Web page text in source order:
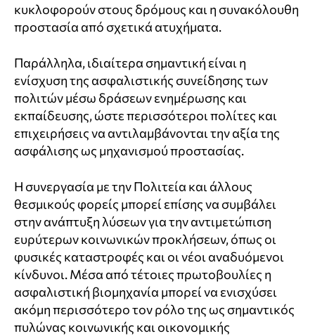
κυκλοφορούν στους δρόμους και η συνακόλουθη
προστασία από σχετικά ατυχήματα.
Παράλληλα, ιδιαίτερα σημαντική είναι η
ενίσχυση της ασφαλιστικής συνείδησης των
πολιτών μέσω δράσεων ενημέρωσης και
εκπαίδευσης, ώστε περισσότεροι πολίτες και
επιχειρήσεις να αντιλαμβάνονται την αξία της
ασφάλισης ως μηχανισμού προστασίας.
Η συνεργασία με την Πολιτεία και άλλους
θεσμικούς φορείς μπορεί επίσης να συμβάλει
στην ανάπτυξη λύσεων για την αντιμετώπιση
ευρύτερων κοινωνικών προκλήσεων, όπως οι
φυσικές καταστροφές και οι νέοι αναδυόμενοι
κίνδυνοι. Μέσα από τέτοιες πρωτοβουλίες η
ασφαλιστική βιομηχανία μπορεί να ενισχύσει
ακόμη περισσότερο τον ρόλο της ως σημαντικός
πυλώνας κοινωνικής και οικονομικής